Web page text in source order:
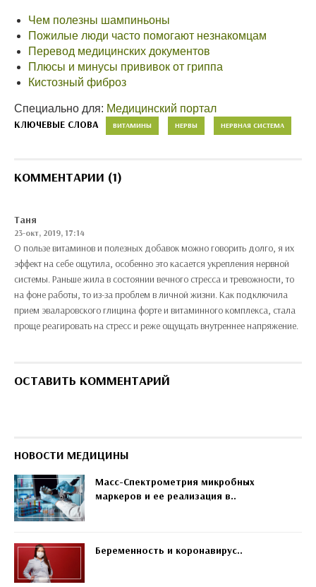
Чем полезны шампиньоны
Пожилые люди часто помогают незнакомцам
Перевод медицинских документов
Плюсы и минусы прививок от гриппа
Кистозный фиброз
Специально для: Медицинский портал
КЛЮЧЕВЫЕ СЛОВА ВИТАМИНЫ НЕРВЫ НЕРВНАЯ СИСТЕМА
КОММЕНТАРИИ (1)
Таня
23-окт, 2019, 17:14
О пользе витаминов и полезных добавок можно говорить долго, я их
эффект на себе ощутила, особенно это касается укрепления нервной
системы. Раньше жила в состоянии вечного стресса и тревожности, то
на фоне работы, то из-за проблем в личной жизни. Как подключила
прием эваларовского глицина форте и витаминного комплекса, стала
проще реагировать на стресс и реже ощущать внутреннее напряжение.
ОСТАВИТЬ КОММЕНТАРИЙ
НОВОСТИ МЕДИЦИНЫ
Масс-Спектрометрия микробных
маркеров и ее реализация в..
Беременность и коронавирус..